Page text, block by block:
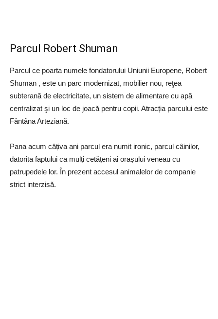
Parcul Robert Shuman
Parcul ce poarta numele fondatorului Uniunii Europene, Robert
Shuman , este un parc modernizat, mobilier nou, reţea
subterană de electricitate, un sistem de alimentare cu apă
centralizat şi un loc de joacă pentru copii. Atracția parcului este
Fântâna Arteziană.
Pana acum câțiva ani parcul era numit ironic, parcul câinilor,
datorita faptului ca mulți cetățeni ai orașului veneau cu
patrupedele lor. În prezent accesul animalelor de companie
strict interzisă.